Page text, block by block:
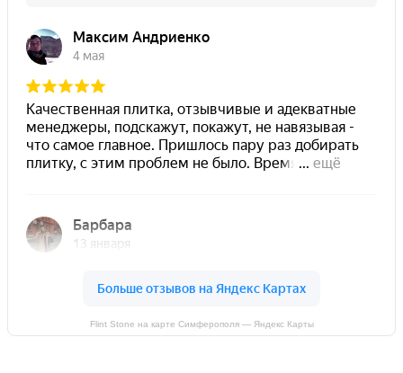
Flint Stone на карте Симферополя — Яндекс Карты